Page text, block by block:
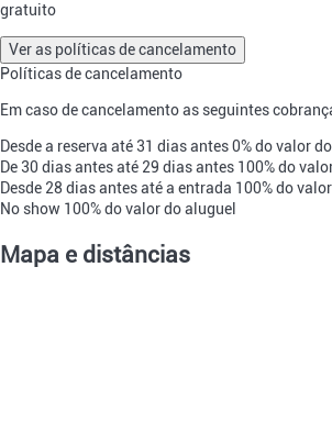
gratuito
Ver as políticas de cancelamento
Políticas de cancelamento
Em caso de cancelamento as seguintes
Desde a reserva até 31 dias antes0% do valor
De 30 dias antes até 29 dias antes 100% do
Desde 28 dias antes até a entrada 100% do
No show 100% do valor do aluguel
Mapa e distâncias